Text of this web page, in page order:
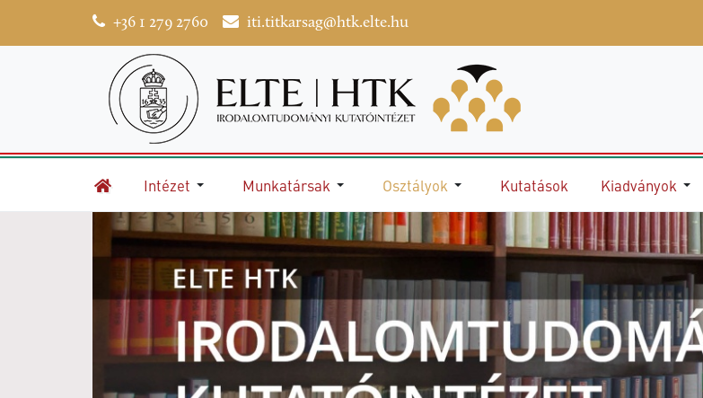
+36 1 279 2760 iti.titkarsag@htk.elte.hu
Intézet Munkatársak Osztályok Kutatások Kiadványok